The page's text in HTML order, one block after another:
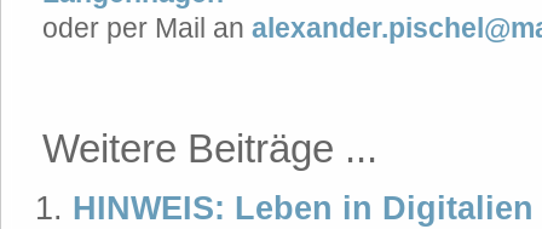
oder per Mail an
Weitere Beiträge ...
HINWEIS: Leben in Digitalien